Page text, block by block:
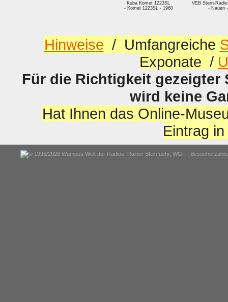
Kuba Komet 1223SL
- Komet 1223SL - 1960
VEB Stern-
- Nauen
Hinweise / Umfangreiche
Exponate /
Für die Richtigkeit
wird keine
Hat Ihnen das Online-
Eintrag
© 1996/2026 Wumpus Welt der Radios. Rainer Steinfuehr, WGF |